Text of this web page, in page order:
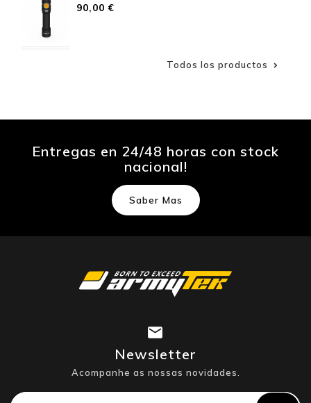
90,00 €
Todos los productos 
Entregas en 24/48 horas con stock
nacional!
Saber Mas
Newsletter
Acompanhe as nossas novidades.